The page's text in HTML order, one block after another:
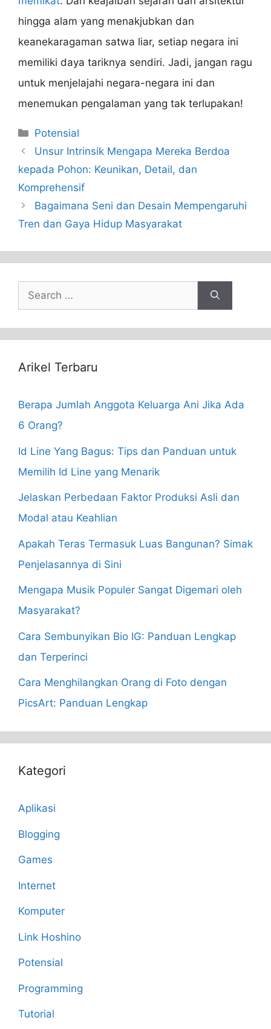
hingga alam yang menakjubkan dan
keanekaragaman satwa liar, setiap negara ini
memiliki daya tariknya sendiri. Jadi, jangan ragu
untuk menjelajahi negara-negara ini dan
menemukan pengalaman yang tak terlupakan!
Categories
Potensial
Unsur Intrinsik Mengapa Mereka Berdoa
kepada Pohon: Keunikan, Detail, dan
Komprehensif
Bagaimana Seni dan Desain Mempengaruhi
Tren dan Gaya Hidup Masyarakat
Search
for:
Arikel Terbaru
Berapa Jumlah Anggota Keluarga Ani Jika Ada
6 Orang?
Id Line Yang Bagus: Tips dan Panduan untuk
Memilih Id Line yang Menarik
Jelaskan Perbedaan Faktor Produksi Asli dan
Modal atau Keahlian
Apakah Teras Termasuk Luas Bangunan? Simak
Penjelasannya di Sini
Mengapa Musik Populer Sangat Digemari oleh
Masyarakat?
Cara Sembunyikan Bio IG: Panduan Lengkap
dan Terperinci
Cara Menghilangkan Orang di Foto dengan
PicsArt: Panduan Lengkap
Kategori
Aplikasi
Blogging
Games
Internet
Komputer
Link Hoshino
Potensial
Programming
Tutorial